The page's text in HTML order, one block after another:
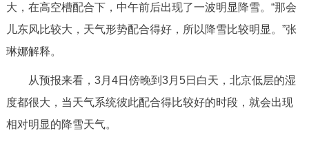
多语种
ENGLISH
ESPAÑOL
大，在高空槽配合下，中午前后出现了一波明显降雪。“那会
儿东风比较大，天气形势配合得好，所以降雪比较明显。”张
琳娜解释。
从预报来看，3月4日傍晚到3月5日白天，北京低层的湿
度都很大，当天气系统彼此配合得比较好的时段，就会出现
相对明显的降雪天气。